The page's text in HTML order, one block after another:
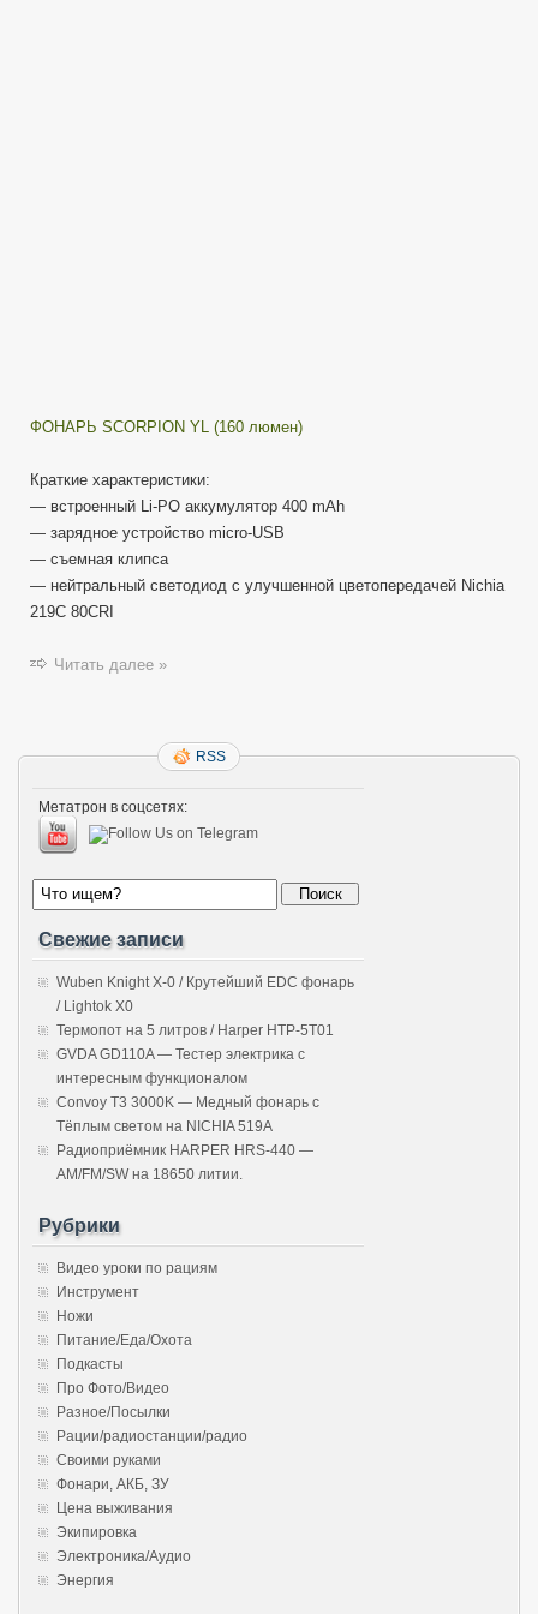
ФОНАРЬ SCORPION YL (160 люмен)
Краткие характеристики:
— встроенный Li-PO аккумулятор 400 mAh
— зарядное устройство micro-USB
— cъемная клипса
— нейтральный светодиод с улучшенной цветопередачей Nichia
219C 80CRI
Читать далее »
RSS
Метатрон в соцсетях:
Свежие записи
Wuben Knight X-0 / Крутейший EDC фонарь
/ Lightok X0
Термопот на 5 литров / Harper HTP-5T01
GVDA GD110A — Тестер электрика с
интересным функционалом
Convoy T3 3000K — Медный фонарь с
Тёплым светом на NICHIA 519A
Радиоприёмник HARPER HRS-440 —
AM/FM/SW на 18650 литии.
Рубрики
Видео уроки по рациям
Инструмент
Ножи
Питание/Еда/Охота
Подкасты
Про Фото/Видео
Разное/Посылки
Рации/радиостанции/радио
Своими руками
Фонари, АКБ, ЗУ
Цена выживания
Экипировка
Электроника/Аудио
Энергия